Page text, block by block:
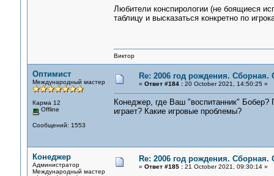
Любители конспирологии (не боящиеся
таблицу и высказаться конкретно по
Виктор
Оптимист
Международный мастер
Карма 12
Offline
Сообщений: 1553
Re: 2006 год рождения.
« Ответ #184 :20 October 2021, 14:50:25 »
Конеджер, где Ваш "воспитанник" Бобер?
играет? Какие игровые проблемы?
Конеджер
Администратор
Международный мастер
Re: 2006 год рождения.
« Ответ #185 :21 October 2021, 09:30:14 »